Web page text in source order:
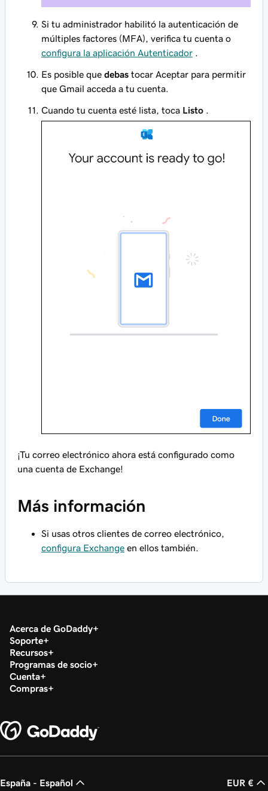
Si tu administrador habilitó la autenticación de
múltiples factores (MFA), verifica tu cuenta o
configura la aplicación Autenticador
Es posible que debas tocar Aceptar para permitir
que Gmail acceda a tu cuenta.
Cuando tu cuenta esté lista, toca Listo
¡Tu correo electrónico ahora está configurado como
una cuenta de Exchange!
Más información
Si usas otros clientes de correo electrónico,
configura Exchange en ellos también.
Acerca de GoDaddy
Soporte
Recursos
Programas de socio
Cuenta
Compras
España - Español EUR €